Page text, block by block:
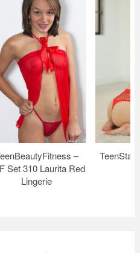
–
Set 310 Laurita Red
Lingerie